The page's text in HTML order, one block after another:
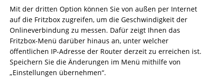
Mit der dritten Option können Sie von außen per Internet
auf die Fritzbox zugreifen, um die Geschwindigkeit der
Onlineverbindung zu messen. Dafür zeigt Ihnen das
Fritzbox-Menü darüber hinaus an, unter welcher
öffentlichen IP-Adresse der Router derzeit zu erreichen ist.
Speichern Sie die Änderungen im Menü mithilfe von
„Einstellungen übernehmen“.